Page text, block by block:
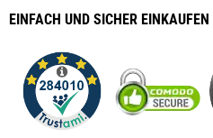
EINFACH UND SICHER EINKAUFEN